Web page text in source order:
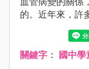
的。近年來，許
血流引致擴張
wave velocity）
胖兒童動脈硬化
關鍵字： 國中學